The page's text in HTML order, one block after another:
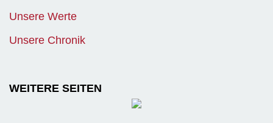
Unsere Werte
Unsere Chronik
WEITERE SEITEN